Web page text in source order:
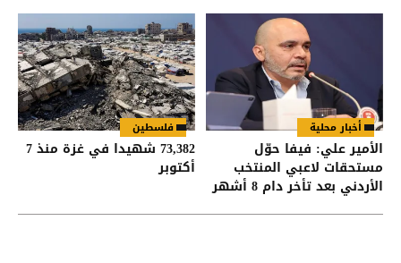
أخبار محلية
الأمير علي: فيفا حوّل
مستحقات لاعبي المنتخب
الأردني بعد تأخر دام 8 أشهر
فلسطين
73,382 شهيدا في غزة منذ 7
أكتوبر